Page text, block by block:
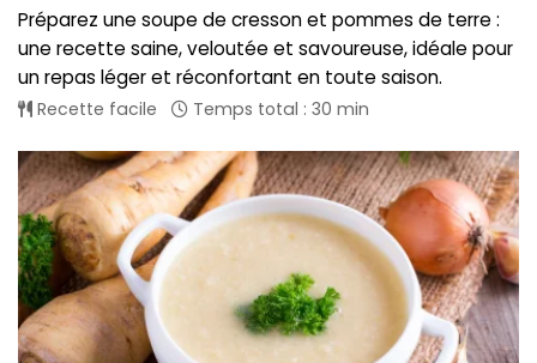
Préparez une soupe de cresson et pommes de terre :
une recette saine, veloutée et savoureuse, idéale pour
un repas léger et réconfortant en toute saison.
Recette facile Temps total : 30 min